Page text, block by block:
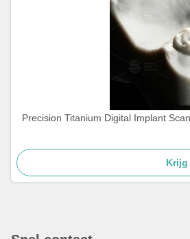
Precision Titanium Digital Implant
Krijg